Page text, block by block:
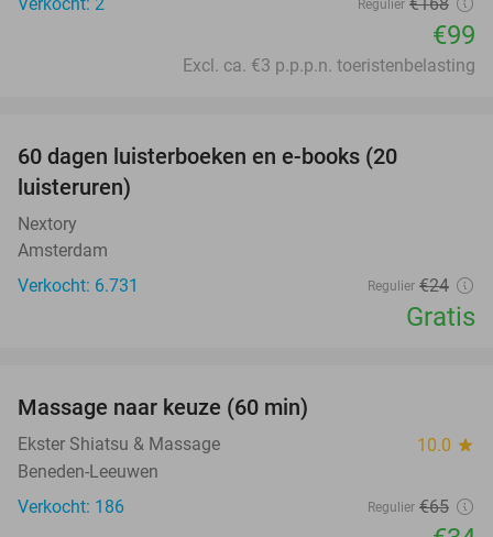
Regulier
€99
Excl. ca. €3 p.p.p.n. toeristenbelasting
60 dagen luisterboeken en e-books (20
luisteruren)
Nextory
Amsterdam
Verkocht: 6.731
Regulier €24
Gratis
Massage naar keuze (60 min)
Ekster Shiatsu & Massage 10.0 star
Beneden-Leeuwen
Verkocht: 186
Regulier €65